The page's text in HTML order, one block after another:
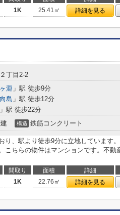
1K 25.41㎡ 詳細を見る
２丁目2-2
淵 」駅 徒歩9分
島 」駅 徒歩12分
」駅 徒歩22分
構造 鉄筋コンクリート
り、駅より徒歩9分に立地しています
こちらの物件はマンションです。不動
間取り 面積 詳細
1K 22.76㎡ 詳細を見る